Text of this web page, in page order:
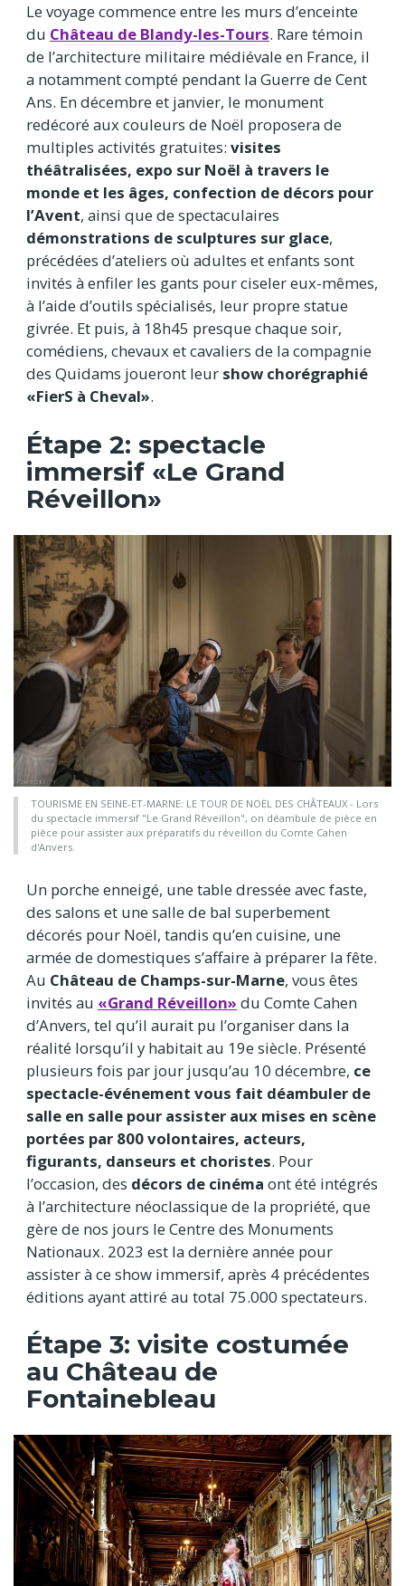
Le voyage commence entre les murs d’enceinte
du Château de Blandy-les-Tours. Rare témoin
de l’architecture militaire médiévale en France, il
a notamment compté pendant la Guerre de Cent
Ans. En décembre et janvier, le monument
redécoré aux couleurs de Noël proposera de
multiples activités gratuites: visites
théâtralisées, expo sur Noël à travers le
monde et les âges, confection de décors pour
l’Avent, ainsi que de spectaculaires
démonstrations de sculptures sur glace,
précédées d’ateliers où adultes et enfants sont
invités à enfiler les gants pour ciseler eux-mêmes,
à l’aide d’outils spécialisés, leur propre statue
givrée. Et puis, à 18h45 presque chaque soir,
comédiens, chevaux et cavaliers de la compagnie
des Quidams joueront leur show chorégraphié
«FierS à Cheval».
Étape 2: spectacle
immersif «Le Grand
Réveillon»
TOURISME EN SEINE-ET-MARNE: LE TOUR DE NOËL DES CHÂTEAUX - Lors
du spectacle immersif "Le Grand Réveillon", on déambule de pièce en
pièce pour assister aux préparatifs du réveillon du Comte Cahen
d'Anvers.
Un porche enneigé, une table dressée avec faste,
des salons et une salle de bal superbement
décorés pour Noël, tandis qu’en cuisine, une
armée de domestiques s’affaire à préparer la fête.
Au Château de Champs-sur-Marne, vous êtes
invités au «Grand Réveillon» du Comte Cahen
d’Anvers, tel qu’il aurait pu l’organiser dans la
réalité lorsqu’il y habitait au 19e siècle. Présenté
plusieurs fois par jour jusqu’au 10 décembre, ce
spectacle-événement vous fait déambuler de
salle en salle pour assister aux mises en scène
portées par 800 volontaires, acteurs,
figurants, danseurs et choristes. Pour
l’occasion, des décors de cinéma ont été intégrés
à l’architecture néoclassique de la propriété, que
gère de nos jours le Centre des Monuments
Nationaux. 2023 est la dernière année pour
assister à ce show immersif, après 4 précédentes
éditions ayant attiré au total 75.000 spectateurs.
Étape 3: visite costumée
au Château de
Fontainebleau